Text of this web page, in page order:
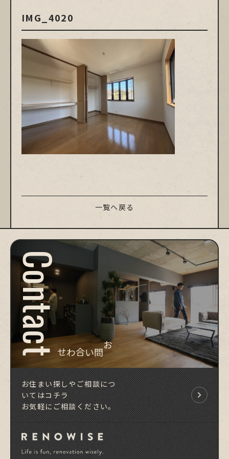
IMG_4020
一覧へ戻る
Contact
お問い合わせ
お住まい探しやご相談につ
いてはコチラ
お気軽にご相談ください。